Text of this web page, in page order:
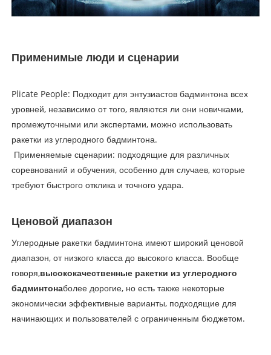
Применимые люди и сценарии
‌Plicate People‌: Подходит для энтузиастов бадминтона всех
уровней, независимо от того, являются ли они новичками,
промежуточными или экспертами, можно использовать
ракетки из углеродного бадминтона.
‌ Применяемые сценарии: подходящие для различных
соревнований и обучения, особенно для случаев, которые
требуют быстрого отклика и точного удара.
Ценовой диапазон
Углеродные ракетки бадминтона имеют широкий ценовой
диапазон, от низкого класса до высокого класса. Вообще
говоря,высококачественные ракетки из углеродного
бадминтонаболее дорогие, но есть также некоторые
экономически эффективные варианты, подходящие для
начинающих и пользователей с ограниченным бюджетом.